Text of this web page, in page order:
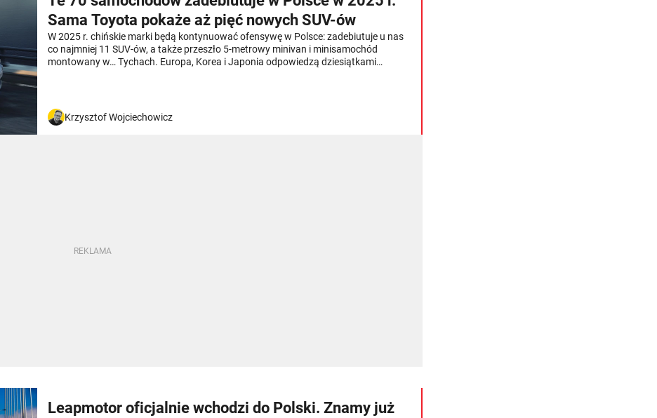
Sama Toyota pokaże aż pięć nowych SUV-ów
W 2025 r. chińskie marki będą kontynuować ofensywę w Polsce: zadebiutuje u nas
co najmniej 11 SUV-ów, a także przeszło 5-metrowy minivan i minisamochód
montowany w… Tychach. Europa, Korea i Japonia odpowiedzą dziesiątkami
Krzysztof Wojciechowicz
Leapmotor oficjalnie wchodzi do Polski. Znamy już